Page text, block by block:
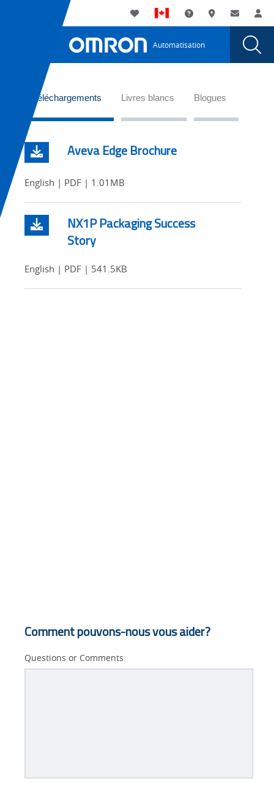
l’équipement
Utility
Navigation
My List AssistanceOù acheter
Automatisation
Efficacité
globale
l’équipement
WideTabs
Téléchargements Livres blancs Blogues
Aveva Edge Brochure
English | PDF | 1.01MB
NX1P Packaging Success
Story
English | PDF | 541.5KB
Comment pouvons-nous vous aider?
Questions or Comments